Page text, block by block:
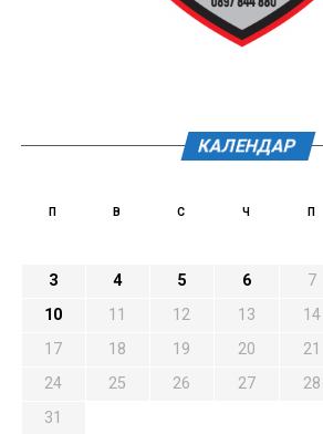
КАЛЕНДАР
П В С Ч П
3
4 5 6 7
10
11 12 13 14
17
18 19 20 21
24
25 26 27 28
31